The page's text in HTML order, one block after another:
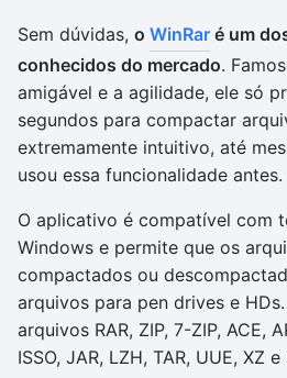
Sem dúvidas, o WinRar é um
conhecidos do mercado.
amigável e a agilidade, ele só
segundos para compactar
extremamente intuitivo, até
usou essa funcionalidade antes.
O aplicativo é compatível com
Windows e permite que os
compactados ou
arquivos para pen drives e
arquivos RAR, ZIP, 7-ZIP, ACE,
ISSO, JAR, LZH, TAR, UUE, XZ e